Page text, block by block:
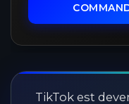
TikTok est